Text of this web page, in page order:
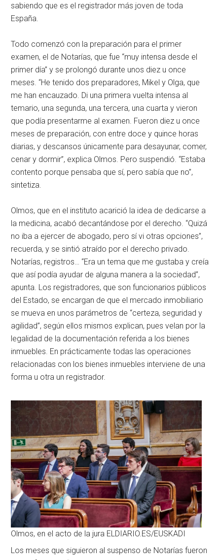
sabiendo que es el registrador más joven de toda
España.
Todo comenzó con la preparación para el primer
examen, el de Notarías, que fue “muy intensa desde el
primer día” y se prolongó durante unos diez u once
meses. “He tenido dos preparadores, Mikel y Olga, que
me han encauzado. Di una primera vuelta intensa al
temario, una segunda, una tercera, una cuarta y vieron
que podía presentarme al examen. Fueron diez u once
meses de preparación, con entre doce y quince horas
diarias, y descansos únicamente para desayunar, comer,
cenar y dormir”, explica Olmos. Pero suspendió. “Estaba
contento porque pensaba que sí, pero sabía que no”,
sintetiza.
Olmos, que en el instituto acarició la idea de dedicarse a
la medicina, acabó decantándose por el derecho. “Quizá
no iba a ejercer de abogado, pero sí vi otras opciones”,
recuerda, y se sintió atraído por el derecho privado.
Notarías, registros… “Era un tema que me gustaba y creía
que así podía ayudar de alguna manera a la sociedad”,
apunta. Los registradores, que son funcionarios públicos
del Estado, se encargan de que el mercado inmobiliario
se mueva en unos parámetros de “certeza, seguridad y
agilidad”, según ellos mismos explican, pues velan por la
legalidad de la documentación referida a los bienes
inmuebles. En prácticamente todas las operaciones
relacionadas con los bienes inmuebles interviene de una
forma u otra un registrador.
Olmos, en el acto de la jura ELDIARIO.ES/EUSKADI
Los meses que siguieron al suspenso de Notarías fueron